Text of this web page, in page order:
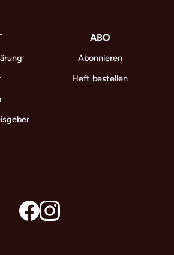
ABO
Abonnieren
Heft bestellen